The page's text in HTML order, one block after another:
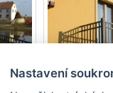
Nastavení